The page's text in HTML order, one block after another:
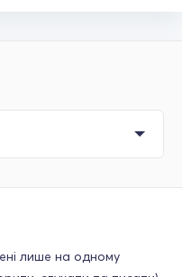
лише на одному